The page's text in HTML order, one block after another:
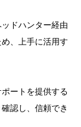
ドハンター経由
、上手に活用す
ートを提供する
認し、信頼でき